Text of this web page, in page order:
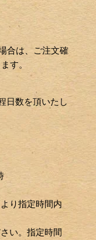
合は、ご注文確
す。
日数を頂いたし
り指定時間内
い。指定時間